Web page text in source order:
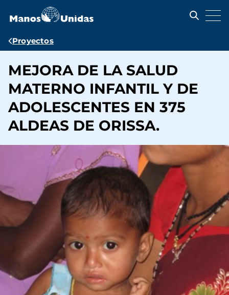
contenido
Ruta
navegación
Proyectos
MEJORA DE LA SALUD
MATERNO INFANTIL Y DE
ADOLESCENTES EN 375
ALDEAS DE ORISSA.